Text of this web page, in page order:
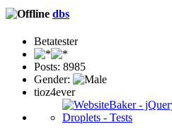
dbs
Betatester
Posts: 8985
Gender:
tioz4ever